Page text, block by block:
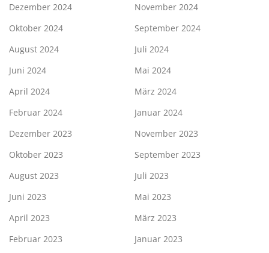
Dezember 2024
November 2024
Oktober 2024
September 2024
August 2024
Juli 2024
Juni 2024
Mai 2024
April 2024
März 2024
Februar 2024
Januar 2024
Dezember 2023
November 2023
Oktober 2023
September 2023
August 2023
Juli 2023
Juni 2023
Mai 2023
April 2023
März 2023
Februar 2023
Januar 2023